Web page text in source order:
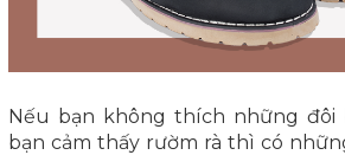
Nếu bạn không thích những đôi
bạn cảm thấy rườm rà thì có